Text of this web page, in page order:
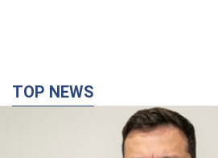
TOP NEWS